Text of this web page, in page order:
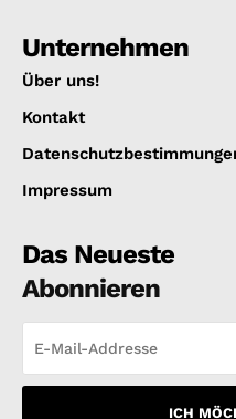
Unternehmen
Über uns!
Kontakt
Impressum
Das Neueste
Abonnieren
ICH